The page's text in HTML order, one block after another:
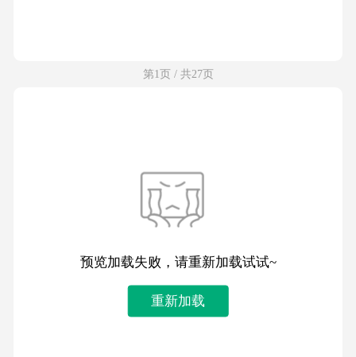
第1页 / 共27页
预览加载失败，请重新加载试试~
重新加载